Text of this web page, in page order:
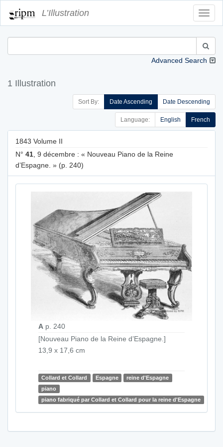
L’Illustration
Advanced Search
1 Illustration
Sort By: Date Ascending Date Descending
Language: English French
1843 Volume II
N° 41 , 9 décembre : « Nouveau Piano de la Reine
d’Espagne. » (p. 240)
A p. 240
[Nouveau Piano de la Reine d’Espagne.]
13,9 x 17,6 cm
Collard et Collard Espagne
reine d'Espagne
piano
piano fabriqué par Collard et Collard pour la reine d'Espagne